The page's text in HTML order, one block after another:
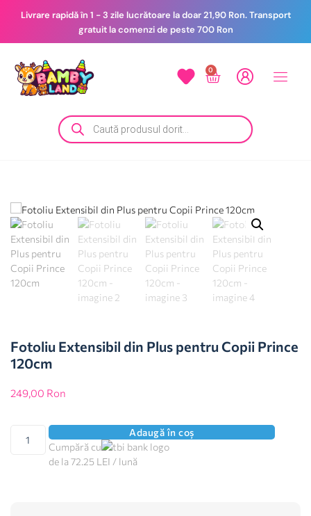
Livrare rapidă în 1 - 3 zile lucrătoare la doar 21,90 Ron. Transport
gratuit la comenzi de peste 700 Ron
0
Contact
Fotoliu Extensibil din Plus pentru Copii Prince
120cm
249,00 Ron
Adaugă în coș
Cumpără cu
de la 72.25 LEI / lună